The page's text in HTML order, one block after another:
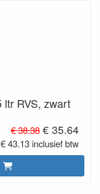
ltr RVS, zwart
€ 38.38 € 35.64
€ 43.13 inclusief btw